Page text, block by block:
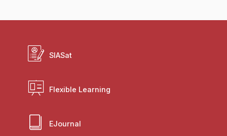
SIASat
Flexible Learning
EJournal